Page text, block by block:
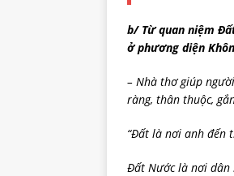
b/ Từ quan niệm
ở phương diện
– Nhà thơ giúp
ràng, thân thuộc,
“Đất là nơi anh đến
Đất Nước là nơi dân